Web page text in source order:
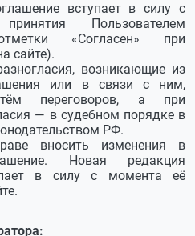
вступает в силу с
Пользователем
«Согласен» при
сайте).
возникающие из
или в связи с ним,
переговоров, а при
— в судебном порядке в
РФ.
вносить изменения в
Новая редакция
в силу с момента её